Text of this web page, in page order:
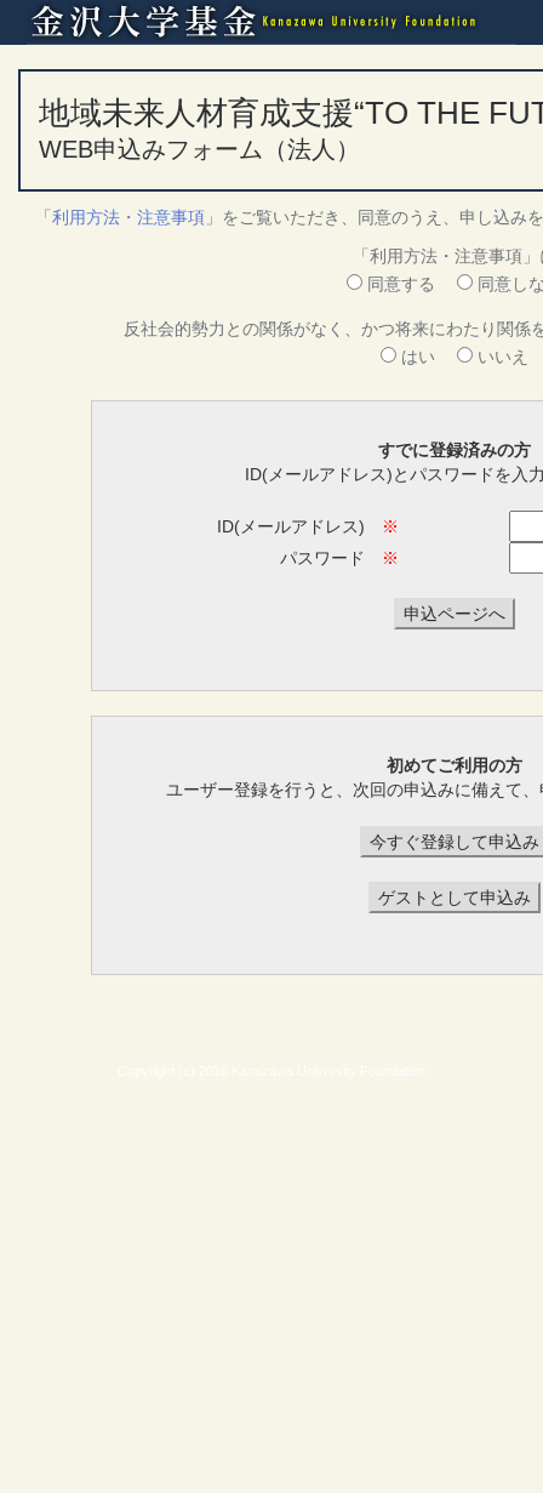
地域未来人材育成支援“TO THE
WEB申込みフォーム（法人）
「 利用方法・注意事項 」をご覧いただき、同意のうえ、申し込み
「利用方法・注意事項
同意する
同意し
反社会的勢力との関係がなく、かつ将来にわたり関係
はい
いいえ
すでに登録済みの方
ID(メールアドレス)とパスワードを入
ID(メールアドレス)
※
パスワード
※
初めてご利用の方
ユーザー登録を行うと、次回の申込みに備えて